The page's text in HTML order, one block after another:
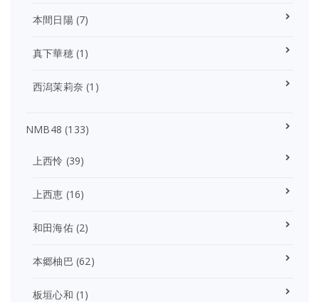
本間日陽(7)
真下華穂(1)
西潟茉莉奈 (1)
NMB48 (133)
上西怜 (39)
上西恵 (16)
和田海佑(2)
本郷柚巴 (62)
板垣心和 (1)